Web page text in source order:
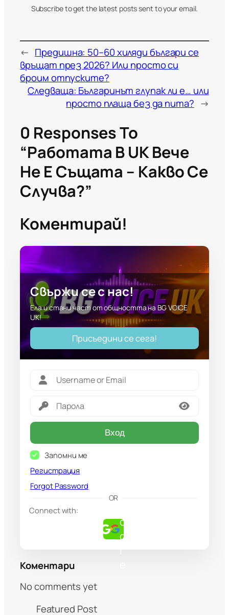
Subscribe to get the latest posts sent to your email.
← Предишна: 50–60 хиляди българи се
връщат през 2026? Или просто си
броим отпуските?
Следваща: Българинът глупак ли е… или
просто плаща без да пита? →
0 Responses To
“Работата В UK Вече
Не Е Същата – Какво Се
Случва?”
Коментирай!
Свържи се с нас!
Ела и стани част от общността на BG VOICE
UK!
Присъедини се сега!
Вход
Запомни ме
Регистрация
Forgot Password
OR
Connect with:
o
g
Коментари
No comments yet
Featured Post